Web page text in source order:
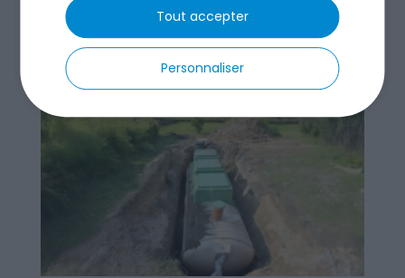
Personnaliser
Tout accepter